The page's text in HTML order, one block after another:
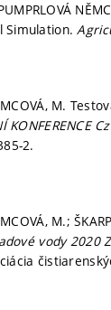
Simulation.
M.
KONFERENCE
2.
M.;
vody 2020